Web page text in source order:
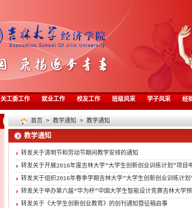
关工委工作 就业工作 校友工作 班级风采 学子风采 经
首页 > 教学通知 > 教学通知
教学通知
转发关于清明节和劳动节期间教学安排的通知
转发关于开展2016年度吉林大学“大学生创新创业训练计划”项目
转发关于组织2016年春季学期吉林大学“大学生创新创业训练计
转发关于举办第六届“华为杯”中国大学生智能设计竞赛吉林大学
转发关于《大学生创新创业教育》的创刊通知暨征稿启事